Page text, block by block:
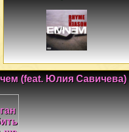
(feat. Юлия Савичева)